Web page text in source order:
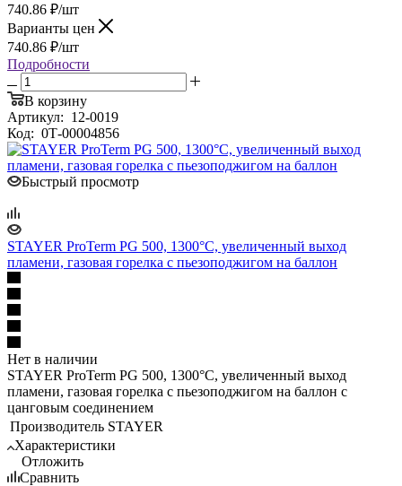
740.86 ₽/шт
Варианты цен
740.86 ₽/шт
Подробности
В корзину
Артикул: 12-0019
Код: 0Т-00004856
Быстрый просмотр
STAYER ProTerm PG 500, 1300°C, увеличенный выход
пламени, газовая горелка с пьезоподжигом на баллон
Нет в наличии
STAYER ProTerm PG 500, 1300°C, увеличенный выход
пламени, газовая горелка с пьезоподжигом на баллон с
цанговым соединением
Производитель STAYER
Характеристики
Отложить
Сравнить